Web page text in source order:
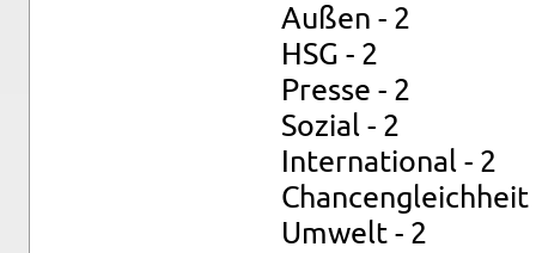
Außen - 2
HSG - 2
Pres­se - 2
So­zi­al - 2
In­ter­na­tio­nal - 2
Chan­cen­gleich­heit
Um­welt - 2